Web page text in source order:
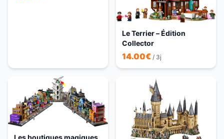
Le Terrier – Édition
Collector
14.00€ / 3j
Les boutiques magiques